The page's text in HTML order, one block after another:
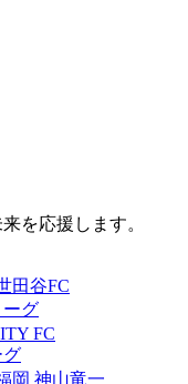
を応援します。
田谷FC
ーグ
FC
グ
岡 神山竜一